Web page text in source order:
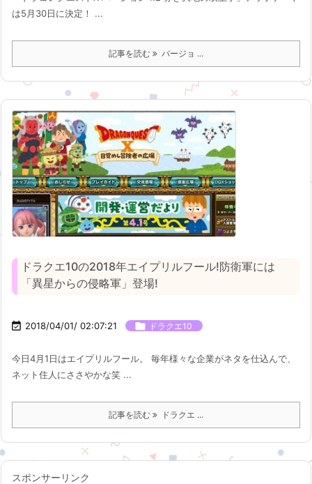
は5月30日に決定！ ...
記事を読む バージョ ...
ドラクエ10の2018年エイプリルフール!防衛軍には
「異星からの侵略軍」登場!
 2018/04/01/ 02:07:21  ドラクエ10
今日4月1日はエイプリルフール。 毎年様々な企業がネタを仕込んで、
ネット住人にささやかな笑 ...
記事を読む ドラクエ ...
スポンサーリンク